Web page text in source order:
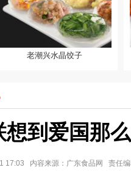
老潮兴水晶饺子
老潮兴水晶饺子
想到爱国那
17:03 内容来源：广东食品网 责任